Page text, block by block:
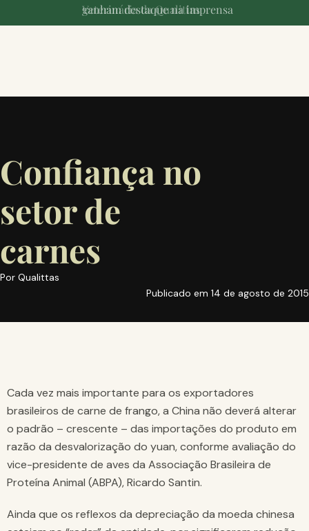
ganham destaque na imprensa
Confiança no
setor de
carnes
Por Qualittas
Publicado em 14 de agosto de 2015
Cada vez mais importante para os exportadores
brasileiros de carne de frango, a China não deverá alterar
o padrão – crescente – das importações do produto em
razão da desvalorização do yuan, conforme avaliação do
vice-presidente de aves da Associação Brasileira de
Proteína Animal (ABPA), Ricardo Santin.
Ainda que os reflexos da depreciação da moeda chinesa